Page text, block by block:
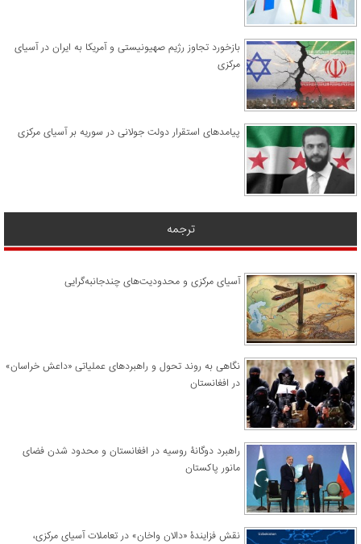
​بازخورد تجاوز رژیم صهیونیستی و آمریکا به ایران در آسیای
مرکزی
پیامدهای استقرار دولت جولانی در سوریه بر آسیای مرکزی
ترجمه
آسیای مرکزی و محدودیت‌های چندجانبه‌گرایی
نگاهی به روند تحول و راهبردهای عملیاتی «داعش خراسان»
در افغانستان
راهبرد دوگانۀ روسیه در افغانستان و محدود شدن فضای
مانور پاکستان
نقش فزایندۀ «دالان واخان» در تعاملات آسیای مرکزی،